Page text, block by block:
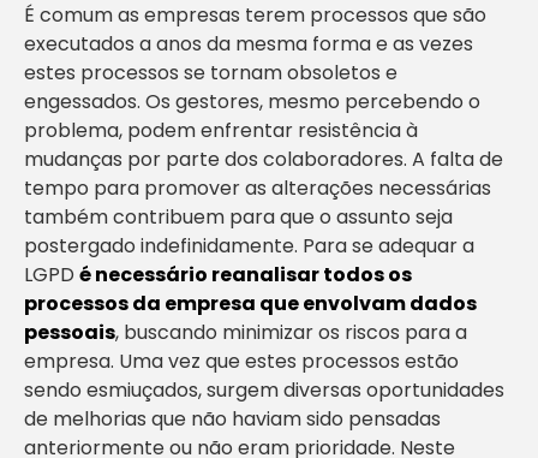
É comum as empresas terem processos que são
executados a anos da mesma forma e as vezes
estes processos se tornam obsoletos e
engessados. Os gestores, mesmo percebendo o
problema, podem enfrentar resistência à
mudanças por parte dos colaboradores. A falta de
tempo para promover as alterações necessárias
também contribuem para que o assunto seja
postergado indefinidamente. Para se adequar a
LGPD é necessário reanalisar todos os
processos da empresa que envolvam dados
pessoais, buscando minimizar os riscos para a
empresa. Uma vez que estes processos estão
sendo esmiuçados, surgem diversas oportunidades
de melhorias que não haviam sido pensadas
anteriormente ou não eram prioridade. Neste